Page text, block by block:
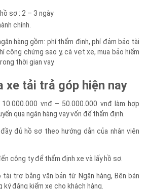
theo tiêu chuẩn lãi suất ngân hàng hiện
sơ : 2 – 3 ngày
chính.
hàng gồm: phí thẩm định, phí đảm bảo tài
công chứng sao y, cà vẹt xe, mua bảo hiểm
thời gian vay.
xe tải trả góp hiện nay
10.000.000 vnđ – 50.000.000 vnđ làm hợp
qua ngân hàng vay vốn để thẩm định.
công ty để thẩm định xe và lấy hồ sơ.